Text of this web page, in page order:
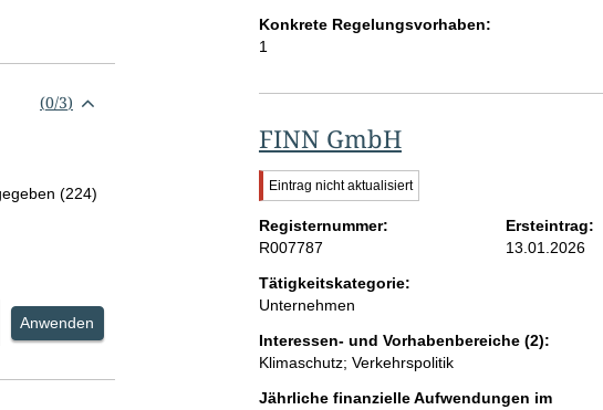
(0/3)
(224)
Anwenden
Konkrete Regelungsvorhaben:
1
FINN GmbH
W
i
c
h
i
g
r
H
n
Eintrag nicht aktualisiert
Registernummer:
R007787
Ersteintrag:
13.01.2026
Tätigkeitskategorie:
Unternehmen
Interessen- und Vorhabenbereiche (2):
Klimaschutz; Verkehrspolitik
Jährliche finanzielle Aufwendungen im